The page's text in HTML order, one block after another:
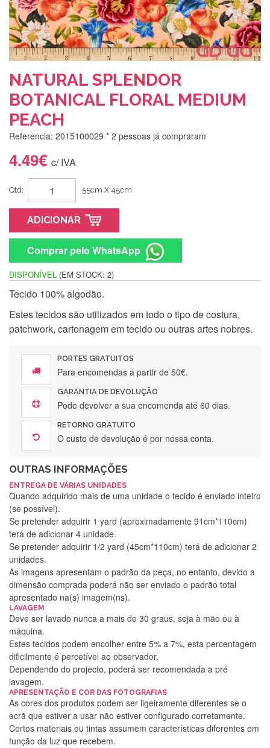
NATURAL SPLENDOR
BOTANICAL FLORAL MEDIUM
PEACH
Referencia: 2015100029 * 2 pessoas já compraram
4.49€ c/ IVA
Qtd: 55cm X 45cm
ADICIONAR
Comprar pelo WhatsApp
DISPONÍVEL (EM STOCK: 2)
Tecido 100% algodão.
Estes tecidos são utilizados em todo o tipo de costura,
patchwork, cartonagem em tecido ou outras artes nobres.
PORTES GRATUITOS
Para encomendas a partir de 50€.
GARANTIA DE DEVOLUÇÃO
Pode devolver a sua encomenda até 60 dias.
RETORNO GRATUITO
O custo de devolução é por nossa conta.
OUTRAS INFORMAÇÕES
ENTREGA DE VÁRIAS UNIDADES
Quando adquirido mais de uma unidade o tecido é enviado inteiro
(se possível).
Se pretender adquirir 1 yard (aproximadamente 91cm*110cm)
terá de adicionar 4 unidade.
Se pretender adquirir 1/2 yard (45cm*110cm) terá de adicionar 2
unidades.
As imagens apresentam o padrão da peça, no entanto, devido a
dimensão comprada poderá não ser enviado o padrão total
apresentado na(s) imagem(ns).
LAVAGEM
Deve ser lavado nunca a mais de 30 graus, seja à mão ou à
máquina.
Estes tecidos podem encolher entre 5% a 7%, esta percentagem
dificilmente é percetível ao observador.
Dependendo do projecto, poderá ser recomendada a pré
lavagem.
APRESENTAÇÃO E COR DAS FOTOGRAFIAS
As cores dos produtos podem ser ligeiramente diferentes se o
ecrã que estiver a usar não estiver configurado corretamente.
Certos materiais ou tintas assumem características diferentes em
função da luz que recebem.
Silvia Lopes
Encomenda direitinha. Rapidez e segurança. Volto a
encomendar.